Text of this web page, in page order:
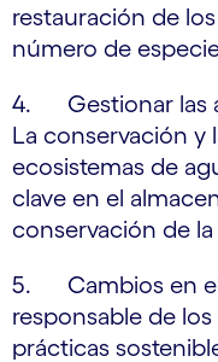
restauración de
número de
4. Gestionar las
La conservación y
ecosistemas de
clave en el
conservación de
5. Cambios en el
responsable de
prácticas